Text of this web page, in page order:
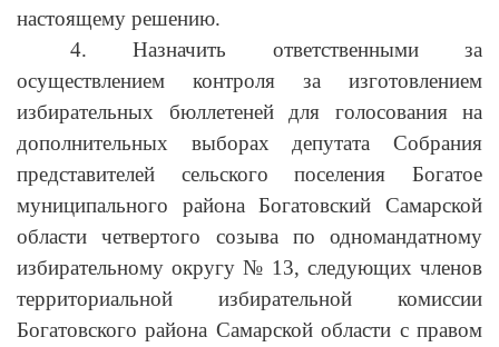
настоящему решению.
4. Назначить ответственными за
осуществлением контроля за изготовлением
избирательных бюллетеней для голосования на
дополнительных выборах депутата Собрания
представителей сельского поселения Богатое
муниципального района Богатовский Самарской
области четвертого созыва по одномандатному
избирательному округу № 13, следующих членов
территориальной избирательной комиссии
Богатовского района Самарской области с правом